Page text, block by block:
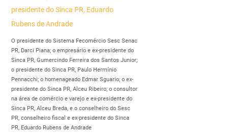
O presidente do Sistema Fecomércio Sesc Senac
PR, Darci Piana; o empresário e ex-presidente do
Sinca PR, Gumercindo Ferreira dos Santos Junior;
o presidente do Sinca PR, Paulo Hermínio
Pennacchi; o homenageado Edmar Sguario; o ex-
presidente do Sinca PR, Alceu Ribeiro; o consultor
na área de comércio e varejo e ex-presidente do
Sinca PR, Alceu Breda, e o conselheiro do Sesc
PR, conselheiro fiscal e ex-presidente do Sinca
PR, Eduardo Rubens de Andrade